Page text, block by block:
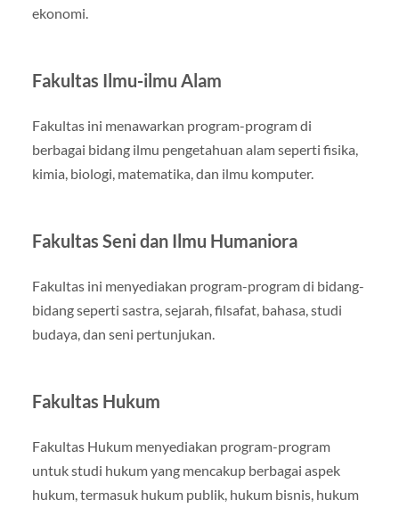
ekonomi.
Fakultas Ilmu-ilmu Alam
Fakultas ini menawarkan program-program di
berbagai bidang ilmu pengetahuan alam seperti fisika,
kimia, biologi, matematika, dan ilmu komputer.
Fakultas Seni dan Ilmu Humaniora
Fakultas ini menyediakan program-program di bidang-
bidang seperti sastra, sejarah, filsafat, bahasa, studi
budaya, dan seni pertunjukan.
Fakultas Hukum
Fakultas Hukum menyediakan program-program
untuk studi hukum yang mencakup berbagai aspek
hukum, termasuk hukum publik, hukum bisnis, hukum